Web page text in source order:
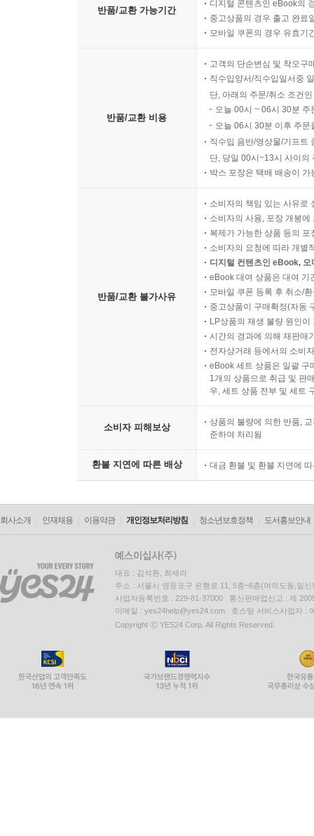
반품/교환 가능기간
디지털 콘텐츠인 eBook의
중고상품의 경우 출고 완료
모바일 쿠폰의 경우 유효기
반품/교환 비용
고객의 단순변심 및 착오구
직수입양서/직수입일서중
단, 아래의 주문/취소 조건
오늘 00시 ~ 06시 30분
오늘 06시 30분 이후 주
직수입 음반/영상물/기프트
단, 당일 00시~13시 사이의
박스 포장은 택배 배송이
반품/교환 불가사유
소비자의 책임 있는 사유로
소비자의 사용, 포장 개봉
복제가 가능한 상품 등의
소비자의 요청에 따라 개별
디지털 컨텐츠인 eBook,
eBook 대여 상품은 대여 기
모바일 쿠폰 등록 후 취소/
중고상품이 구매확정(자동
LP상품의 재생 불량 원인
시간의 경과에 의해 재판매
전자상거래 등에서의 소비
eBook 세트 상품은 일괄 구
1개의 상품으로 취급 및 판
우, 세트 상품 전부 및 세트
소비자 피해보상
상품의 불량에 의한 반품,
준하여 처리됨
환불 지연에 따른 배상 대금 환불 및 환불 지연에
회사소개 인재채용 이용약관 개인정보처리방침 청소년보호정책 도서홍보안내
대표 : 김석환, 최세라
주소 : 서울시 영등포구 은행로 11, 5층~6층(여의도동,일신
사업자등록번호 : 229-81-37000 통신판매업신고 : 제
이메일 : yes24help@yes24.com 호스팅 서비스사업자 :
Copyright ⓒ YES24 Corp. All Rights Reserved.